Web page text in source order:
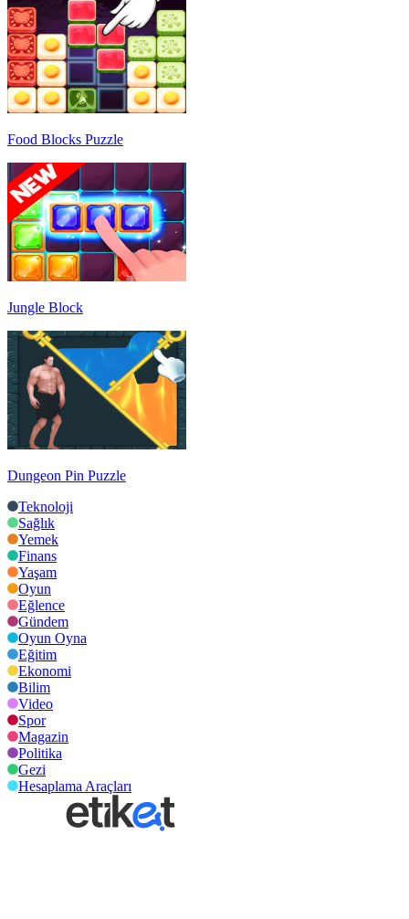
Food Blocks Puzzle
Jungle Block
Dungeon Pin Puzzle
Teknoloji
Sağlık
Yemek
Finans
Yaşam
Oyun
Eğlence
Gündem
Oyun Oyna
Eğitim
Ekonomi
Bilim
Video
Spor
Magazin
Politika
Gezi
Hesaplama Araçları